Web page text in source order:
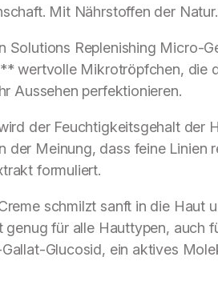
Mit Nährstoffen der Natur.
Solutions Replenishing Micro-
wertvolle Mikrotröpfchen, die
Aussehen perfektionieren.
der Feuchtigkeitsgehalt der
der Meinung, dass feine
formuliert.
schmilzt sanft in die Haut
genug für alle Hauttypen, auch
Glucosid, ein aktives